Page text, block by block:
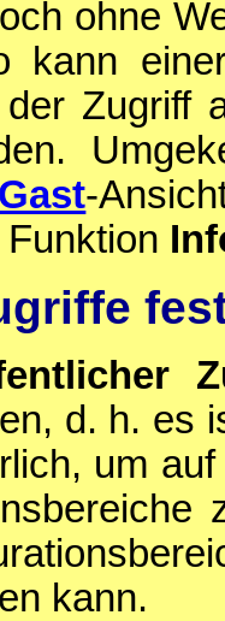
ohne
kann
der Zugriff
Gast-
d. h. es
um
kann.